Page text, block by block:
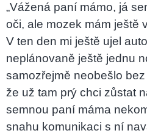
„Vážená paní mámo, já
oči, ale mozek mám ještě
V ten den mi ještě ujel
neplánovaně ještě jednu
samozřejmě neobešlo
že už tam prý chci zůstat
semnou paní máma
snahu komunikaci s ní